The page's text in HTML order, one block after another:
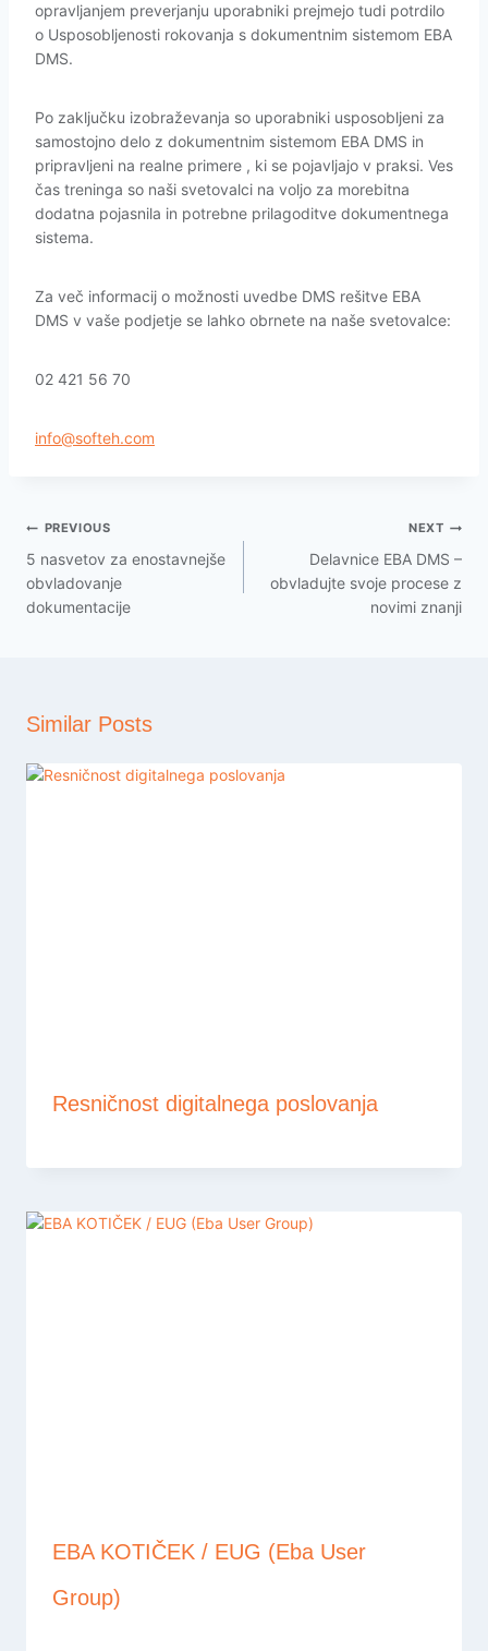
opravljanjem preverjanju uporabniki prejmejo tudi potrdilo
o Usposobljenosti rokovanja s dokumentnim sistemom EBA
DMS.
Po zaključku izobraževanja so uporabniki usposobljeni za
samostojno delo z dokumentnim sistemom EBA DMS in
pripravljeni na realne primere , ki se pojavljajo v praksi. Ves
čas treninga so naši svetovalci na voljo za morebitna
dodatna pojasnila in potrebne prilagoditve dokumentnega
sistema.
Za več informacij o možnosti uvedbe DMS rešitve EBA
DMS v vaše podjetje se lahko obrnete na naše svetovalce:
02 421 56 70
info@softeh.com
PREVIOUS
5 nasvetov za enostavnejše
obvladovanje
dokumentacije
NEXT
Delavnice EBA DMS –
obvladujte svoje procese z
novimi znanji
Similar Posts
Resničnost digitalnega poslovanja
EBA KOTIČEK / EUG (Eba User
Group)